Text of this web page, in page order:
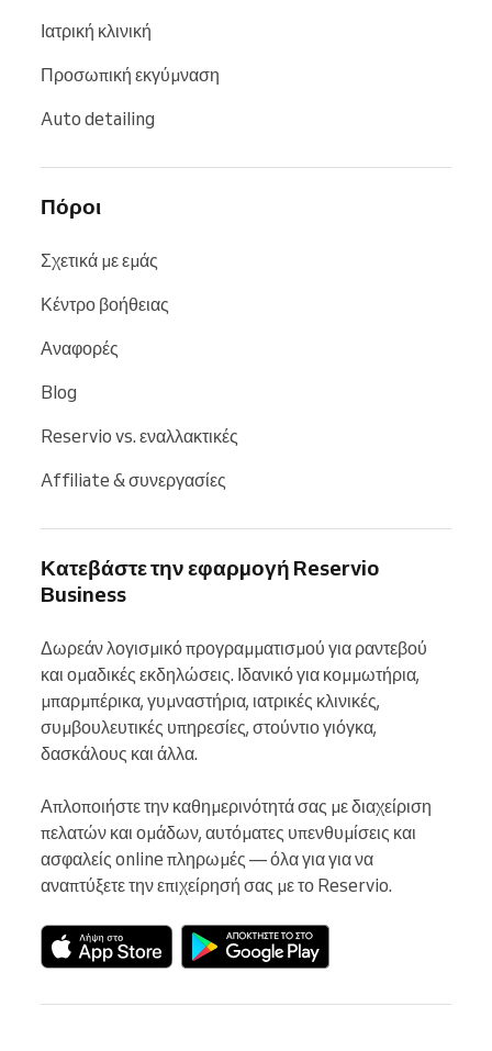
Ιατρική κλινική
Προσωπική εκγύμναση
Auto detailing
Πόροι
Σχετικά με εμάς
Κέντρο βοήθειας
Αναφορές
Blog
Reservio vs. εναλλακτικές
Affiliate & συνεργασίες
Κατεβάστε την εφαρμογή Reservio
Business
Δωρεάν λογισμικό προγραμματισμού για ραντεβού
και ομαδικές εκδηλώσεις. Ιδανικό για κομμωτήρια,
μπαρμπέρικα, γυμναστήρια, ιατρικές κλινικές,
συμβουλευτικές υπηρεσίες, στούντιο γιόγκα,
δασκάλους και άλλα.
Απλοποιήστε την καθημερινότητά σας με διαχείριση
πελατών και ομάδων, αυτόματες υπενθυμίσεις και
ασφαλείς online πληρωμές — όλα για για να
αναπτύξετε την επιχείρησή σας με το Reservio.